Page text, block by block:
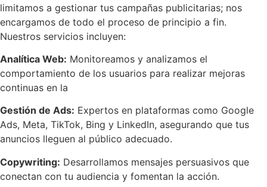
limitamos a gestionar tus campañas publicitarias; nos
encargamos de todo el proceso de principio a fin.
Nuestros servicios incluyen:
Analítica Web: Monitoreamos y analizamos el
comportamiento de los usuarios para realizar mejoras
continuas en la
Gestión de Ads: Expertos en plataformas como Google
Ads, Meta, TikTok, Bing y LinkedIn, asegurando que tus
anuncios lleguen al público adecuado.
Copywriting: Desarrollamos mensajes persuasivos que
conectan con tu audiencia y fomentan la acción.